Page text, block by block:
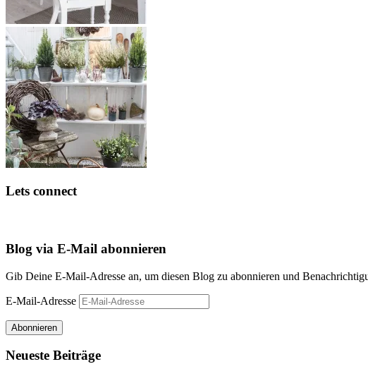
Lets connect
Blog via E-Mail abonnieren
Gib Deine E-Mail-Adresse an, um diesen Blog zu abonnieren und
E-Mail-Adresse
Abonnieren
Neueste Beiträge